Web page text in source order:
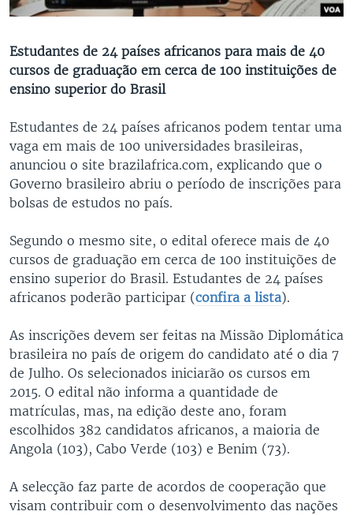
Estudantes de 24 países africanos para mais de 40
cursos de graduação em cerca de 100 instituições de
ensino superior do Brasil
Estudantes de 24 países africanos podem tentar uma
vaga em mais de 100 universidades brasileiras,
anunciou o site brazilafrica.com, explicando que o
Governo brasileiro abriu o período de inscrições para
bolsas de estudos no país.
Segundo o mesmo site, o edital oferece mais de 40
cursos de graduação em cerca de 100 instituições de
ensino superior do Brasil. Estudantes de 24 países
africanos poderão participar (confira a lista).
As inscrições devem ser feitas na Missão Diplomática
brasileira no país de origem do candidato até o dia 7
de Julho. Os selecionados iniciarão os cursos em
2015. O edital não informa a quantidade de
matrículas, mas, na edição deste ano, foram
escolhidos 382 candidatos africanos, a maioria de
Angola (103), Cabo Verde (103) e Benim (73).
A selecção faz parte de acordos de cooperação que
visam contribuir com o desenvolvimento das nações